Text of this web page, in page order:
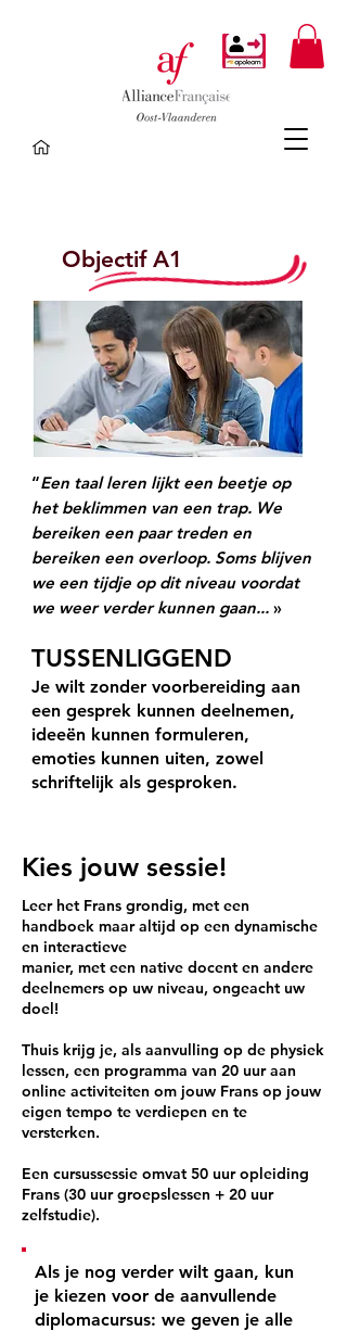
Objectif A1
“Een taal leren lijkt een beetje op
het beklimmen van een trap. We
bereiken een paar treden en
bereiken een overloop. Soms blijven
we een tijdje op dit niveau voordat
we weer verder kunnen gaan... »
TUSSENLIGGEND
Je wilt zonder voorbereiding aan
een gesprek kunnen deelnemen,
ideeën kunnen formuleren,
emoties kunnen uiten, zowel
schriftelijk als gesproken.
Kies jouw sessie!
Leer het Frans grondig, met een
handboek maar altijd op een dynamische
en interactieve
manier, met een native docent en andere
deelnemers op uw niveau, ongeacht uw
doel!
Thuis krijg je, als aanvulling op de physiek
lessen, een programma van 20 uur aan
online activiteiten om jouw Frans op jouw
eigen tempo te verdiepen en te
versterken.
Een cursussessie omvat 50 uur opleiding
Frans (30 uur groepslessen + 20 uur
zelfstudie).
Als je nog verder wilt gaan, kun
je kiezen voor de aanvullende
diplomacursus: we geven je alle